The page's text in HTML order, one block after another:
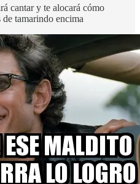
cantar y te alocará cómo
tamarindo encima